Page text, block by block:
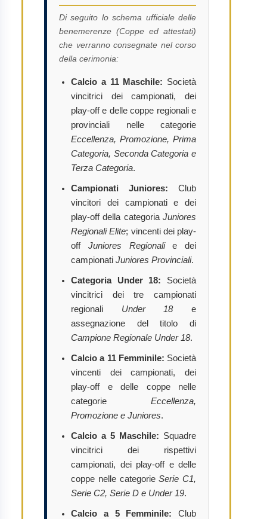
Di seguito lo schema ufficiale delle
benemerenze (Coppe ed attestati)
che verranno consegnate nel corso
della cerimonia:
Calcio a 11 Maschile: Società
vincitrici dei campionati, dei
play-off e delle coppe regionali e
provinciali nelle categorie
Eccellenza, Promozione, Prima
Categoria, Seconda Categoria e
Terza Categoria.
Campionati Juniores: Club
vincitori dei campionati e dei
play-off della categoria Juniores
Regionali Elite; vincenti dei play-
off Juniores Regionalie dei
campionati Juniores Provinciali.
Categoria Under 18: Società
vincitrici dei tre campionati
regionali Under 18e
assegnazione del titolo di
Campione Regionale Under 18.
Calcio a 11 Femminile: Società
vincenti dei campionati, dei
play-off e delle coppe nelle
categorie Eccellenza,
Promozione e Juniores.
Calcio a 5 Maschile: Squadre
vincitrici dei rispettivi
campionati, dei play-off e delle
coppe nelle categorieSerie C1,
Serie C2, Serie D e Under 19.
Calcio a 5 Femminile: Club